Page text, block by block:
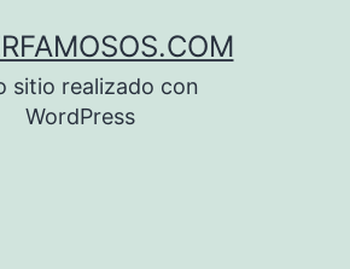
sitio realizado con
WordPress